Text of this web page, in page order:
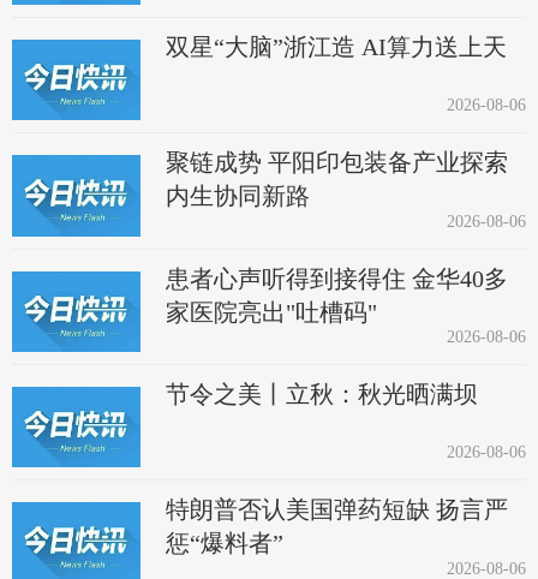
双星“大脑”浙江造 AI算力送上天
2026-08-06
聚链成势 平阳印包装备产业探索
内生协同新路
2026-08-06
患者心声听得到接得住 金华40多
家医院亮出"吐槽码"
2026-08-06
节令之美丨立秋：秋光晒满坝
2026-08-06
特朗普否认美国弹药短缺 扬言严
惩“爆料者”
2026-08-06